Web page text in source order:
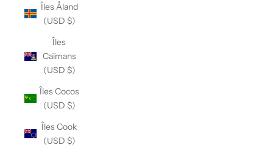
Îles Åland
(USD $)
Îles
Caïmans
(USD $)
Îles Cocos
(USD $)
Îles Cook
(USD $)